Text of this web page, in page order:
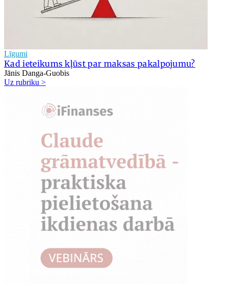
Līgumi
Kad ieteikums kļūst par maksas pakalpojumu?
Jānis Danga-Guobis
Uz rubriku >